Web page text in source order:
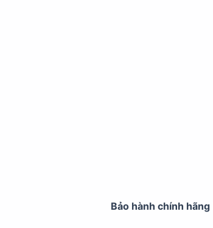
Bảo hành chính hãng